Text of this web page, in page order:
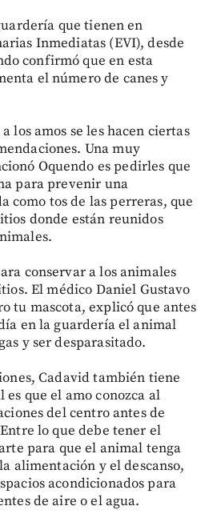
que tienen en
Inmediatas (EVI), desde
confirmó que en esta
el número de canes y
los amos se les hacen ciertas
Una muy
Oquendo es pedirles que
para prevenir una
como tos de las perreras, que
donde están reunidos
conservar a los animales
El médico Daniel Gustavo
tu mascota, explicó que antes
en la guardería el animal
y ser desparasitado.
Cadavid también tiene
es que el amo conozca al
del centro antes de
lo que debe tener el
para que el animal tenga
alimentación y el descanso,
acondicionados para
de aire o el agua.